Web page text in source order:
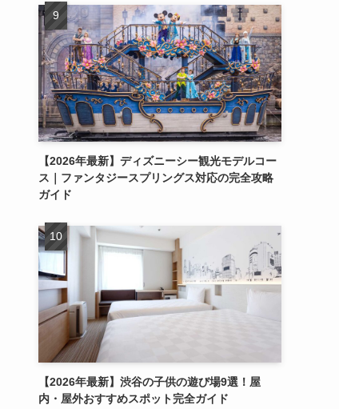
【2026年最新】ディズニーシー観光モデルコー
ス｜ファンタジースプリングス対応の完全攻略
ガイド
【2026年最新】渋谷の子供の遊び場9選！屋
内・屋外おすすめスポット完全ガイド